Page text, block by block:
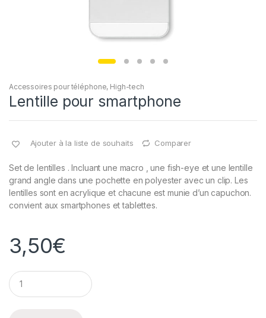
Accessoires pour téléphone, High-tech
Lentille pour smartphone
Ajouter à la liste de souhaits Comparer
Set de lentilles . Incluant une macro , une fish-eye et une lentille
grand angle dans une pochette en polyester avec un clip. Les
lentilles sont en acrylique et chacune est munie d’un capuchon.
convient aux smartphones et tablettes.
3,50€
Q
u
a